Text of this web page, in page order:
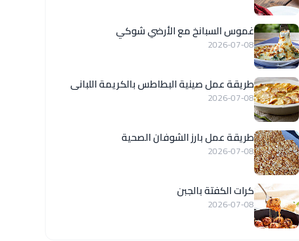
غموس السبانخ مع الأرضي شوكي
2026-07-08
طريقة عمل صينية البطاطس بالكريمة اللبانى
2026-07-08
طريقة عمل بارز الشوفان الصحية
2026-07-08
كرات الكفتة بالجبن
2026-07-08